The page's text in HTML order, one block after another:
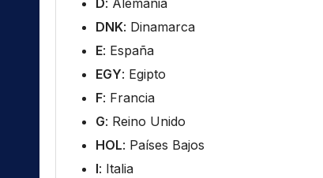
D: Alemania
DNK: Dinamarca
E: España
EGY: Egipto
F: Francia
G: Reino Unido
HOL: Países Bajos
I: Italia